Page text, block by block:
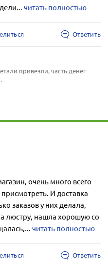
читать полностью
Ответить
привезли, часть денег
очень много всего
И доставка
заказов у них делала,
люстру, нашла хорошую со
читать полностью
Ответить